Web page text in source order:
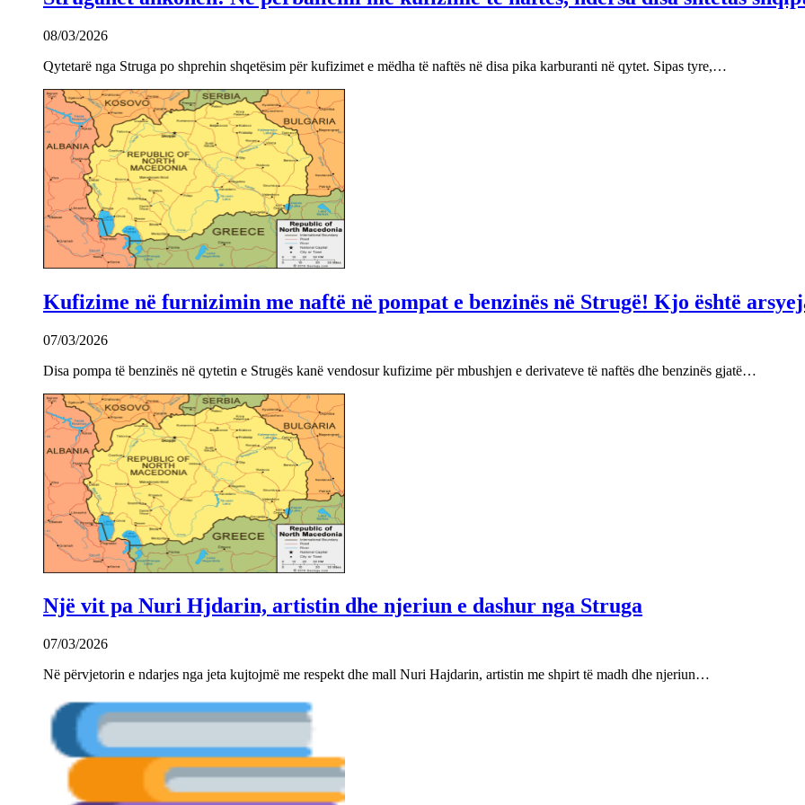
08/03/2026
Qytetarë nga Struga po shprehin shqetësim për kufizimet e mëdha të naftës në disa pika karburanti në qytet. Sipas tyre,…
Kufizime në furnizimin me naftë në pompat e benzinës në Strugë! Kjo është
07/03/2026
Disa pompa të benzinës në qytetin e Strugës kanë vendosur kufizime për mbushjen e derivateve të naftës dhe benzinës gjatë…
Një vit pa Nuri Hjdarin, artistin dhe njeriun e dashur nga Struga
07/03/2026
Në përvjetorin e ndarjes nga jeta kujtojmë me respekt dhe mall Nuri Hajdarin, artistin me shpirt të madh dhe njeriun…